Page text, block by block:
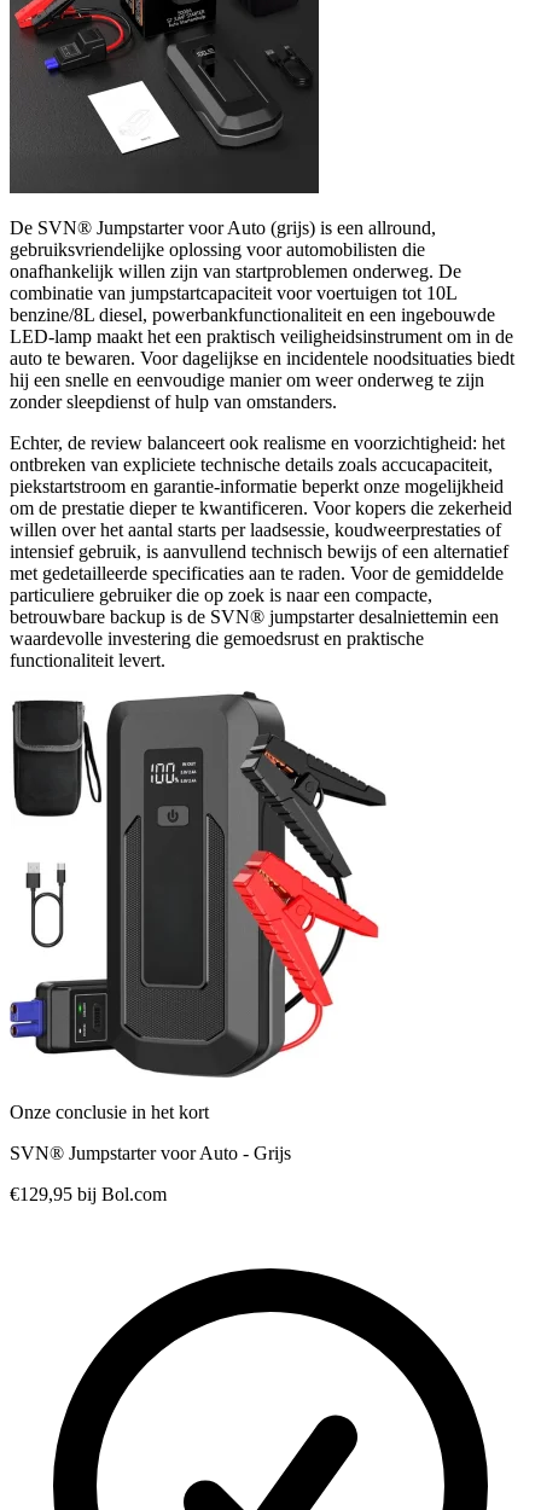
De SVN® Jumpstarter voor Auto (grijs) is een allround,
gebruiksvriendelijke oplossing voor automobilisten die
onafhankelijk willen zijn van startproblemen onderweg. De
combinatie van jumpstartcapaciteit voor voertuigen tot 10L
benzine/8L diesel, powerbankfunctionaliteit en een ingebouwde
LED-lamp maakt het een praktisch veiligheidsinstrument om in de
auto te bewaren. Voor dagelijkse en incidentele noodsituaties biedt
hij een snelle en eenvoudige manier om weer onderweg te zijn
zonder sleepdienst of hulp van omstanders.
Echter, de review balanceert ook realisme en voorzichtigheid: het
ontbreken van expliciete technische details zoals accucapaciteit,
piekstartstroom en garantie-informatie beperkt onze mogelijkheid
om de prestatie dieper te kwantificeren. Voor kopers die zekerheid
willen over het aantal starts per laadsessie, koudweerprestaties of
intensief gebruik, is aanvullend technisch bewijs of een alternatief
met gedetailleerde specificaties aan te raden. Voor de gemiddelde
particuliere gebruiker die op zoek is naar een compacte,
betrouwbare backup is de SVN® jumpstarter desalniettemin een
waardevolle investering die gemoedsrust en praktische
functionaliteit levert.
Onze conclusie in het kort
SVN® Jumpstarter voor Auto - Grijs
€129,95 bij Bol.com